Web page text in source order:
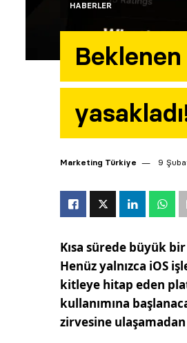
HABERLER
Marketing Türkiye 9
Kısa sürede büyük
Henüz yalnızca iOS
kitleye hitap eden
kullanımına
zirvesine